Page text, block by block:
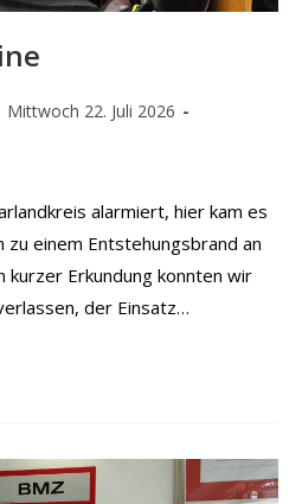
Mittwoch 22. Juli 2026
alarmiert, hier kam es
zu einem Entstehungsbrand an
kurzer Erkundung konnten wir
der Einsatz…